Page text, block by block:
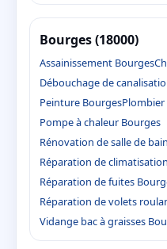
Bourges (18000)
Assainissement Bourges
Débouchage de
Peinture Bourges
Pompe à chaleur Bourges
Rénovation de salle de
Réparation de
Réparation de fuites
Réparation de volets
Vidange bac à graisses